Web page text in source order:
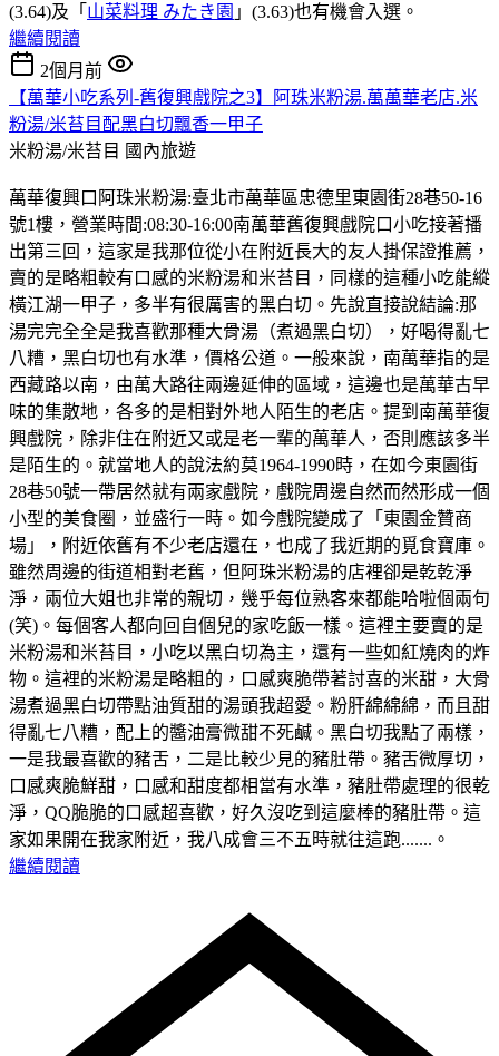
(3.64)及「 山菜料理 みたき園 」(3.63)也有機會入選。
繼續閱讀
2個月前
【萬華小吃系列-舊復興戲院之3】阿珠米粉湯.萬萬華老店.米
粉湯/米苔目配黑白切飄香一甲子
米粉湯/米苔目 國內旅遊
萬華復興口阿珠米粉湯:臺北市萬華區忠德里東園街28巷50-16
號1樓，營業時間:08:30-16:00南萬華舊復興戲院口小吃接著播
出第三回，這家是我那位從小在附近長大的友人掛保證推薦，
賣的是略粗較有口感的米粉湯和米苔目，同樣的這種小吃能縱
橫江湖一甲子，多半有很厲害的黑白切。先說直接說結論:那
湯完完全全是我喜歡那種大骨湯（煮過黑白切），好喝得亂七
八糟，黑白切也有水準，價格公道。一般來說，南萬華指的是
西藏路以南，由萬大路往兩邊延伸的區域，這邊也是萬華古早
味的集散地，各多的是相對外地人陌生的老店。提到南萬華復
興戲院，除非住在附近又或是老一輩的萬華人，否則應該多半
是陌生的。就當地人的說法約莫1964-1990時，在如今東園街
28巷50號一帶居然就有兩家戲院，戲院周邊自然而然形成一個
小型的美食圈，並盛行一時。如今戲院變成了「東園金贊商
場」，附近依舊有不少老店還在，也成了我近期的覓食寶庫。
雖然周邊的街道相對老舊，但阿珠米粉湯的店裡卻是乾乾淨
淨，兩位大姐也非常的親切，幾乎每位熟客來都能哈啦個兩句
(笑)。每個客人都向回自個兒的家吃飯一樣。這裡主要賣的是
米粉湯和米苔目，小吃以黑白切為主，還有一些如紅燒肉的炸
物。這裡的米粉湯是略粗的，口感爽脆帶著討喜的米甜，大骨
湯煮過黑白切帶點油質甜的湯頭我超愛。粉肝綿綿綿，而且甜
得亂七八糟，配上的醬油膏微甜不死鹹。黑白切我點了兩樣，
一是我最喜歡的豬舌，二是比較少見的豬肚帶。豬舌微厚切，
口感爽脆鮮甜，口感和甜度都相當有水準，豬肚帶處理的很乾
淨，QQ脆脆的口感超喜歡，好久沒吃到這麼棒的豬肚帶。這
家如果開在我家附近，我八成會三不五時就往這跑.......。
繼續閱讀